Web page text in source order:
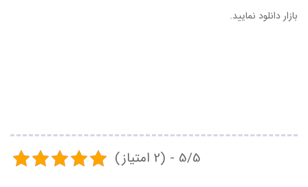
بازار دانلود نمایید.
5/5 - (2 امتیاز)